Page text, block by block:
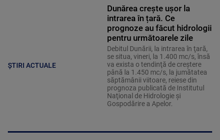
ȘTIRI ACTUALE
Dunărea crește ușor la
intrarea în țară. Ce
prognoze au făcut hidrologii
pentru următoarele zile
Debitul Dunării, la intrarea în ţară,
se situa, vineri, la 1.400 mc/s, însă
va exista o tendinţă de creştere
până la 1.450 mc/s, la jumătatea
săptămânii viitoare, reiese din
prognoza publicată de Institutul
Naţional de Hidrologie şi
Gospodărire a Apelor.